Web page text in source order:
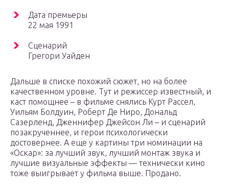
Дата премьеры
22 мая 1991
Сценарий
Грегори Уайден
Дальше в списке похожий сюжет, но на более
качественном уровне. Тут и режиссер известный, и
каст помощнее – в фильме снялись Курт Рассел,
Уильям Болдуин, Роберт Де Ниро, Дональд
Сазерленд, Дженнифер Джейсон Ли – и сценарий
позакрученнее, и герои психологически
достовернее. А еще у картины три номинации на
«Оскар»: за лучший звук, лучший монтаж звука и
лучшие визуальные эффекты — технически кино
тоже выигрывает у фильма выше. Продано.